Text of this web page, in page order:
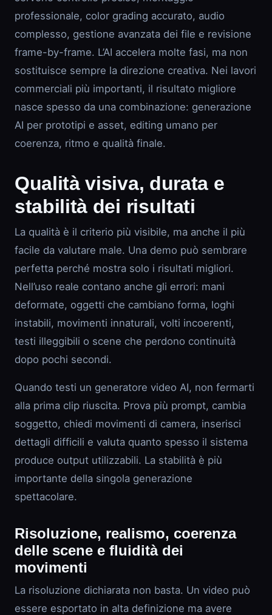
professionale, color grading accurato, audio
complesso, gestione avanzata dei file e revisione
frame-by-frame. L’AI accelera molte fasi, ma non
sostituisce sempre la direzione creativa. Nei lavori
commerciali più importanti, il risultato migliore
nasce spesso da una combinazione: generazione
AI per prototipi e asset, editing umano per
coerenza, ritmo e qualità finale.
Qualità visiva, durata e
stabilità dei risultati
La qualità è il criterio più visibile, ma anche il più
facile da valutare male. Una demo può sembrare
perfetta perché mostra solo i risultati migliori.
Nell’uso reale contano anche gli errori: mani
deformate, oggetti che cambiano forma, loghi
instabili, movimenti innaturali, volti incoerenti,
testi illeggibili o scene che perdono continuità
dopo pochi secondi.
Quando testi un generatore video AI, non fermarti
alla prima clip riuscita. Prova più prompt, cambia
soggetto, chiedi movimenti di camera, inserisci
dettagli difficili e valuta quanto spesso il sistema
produce output utilizzabili. La stabilità è più
importante della singola generazione
spettacolare.
Risoluzione, realismo, coerenza
delle scene e fluidità dei
movimenti
La risoluzione dichiarata non basta. Un video può
essere esportato in alta definizione ma avere